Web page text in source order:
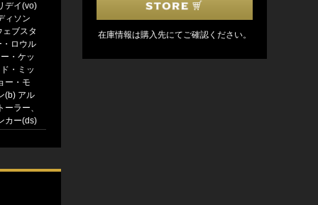
デイ(vo)
ィソン
ェブスタ
・ロウル
・ケッ
・ミッ
ー・モ
(b) アル
ーラー、
カー(ds)
在庫情報は購入先にてご確認ください。